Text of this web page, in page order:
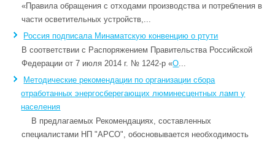
«Правила обращения с отходами производства и потребления в
части осветительных устройств,...
Россия подписала Минаматскую конвенцию о ртути
В соответствии с Распоряжением Правительства Российской
Федерации от 7 июля 2014 г. № 1242-р «О
Методические рекомендации по организации сбора
отработанных энергосберегающих люминесцентных ламп у
населения
В предлагаемых Рекомендациях, составленных
специалистами НП "АРСО", обосновывается необходимость